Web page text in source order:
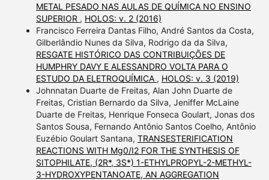
METAL PESADO NAS AULAS DE QUÍMICA NO ENSINO
SUPERIOR , HOLOS: v. 2 (2016)
Francisco Ferreira Dantas Filho, André Santos da Costa,
Gilberlândio Nunes da Silva, Rodrigo da da Silva,
RESGATE HISTÓRICO DAS CONTRIBUIÇÕES DE
HUMPHRY DAVY E ALESSANDRO VOLTA PARA O
ESTUDO DA ELETROQUÍMICA , HOLOS: v. 3 (2019)
Johnnatan Duarte de Freitas, Alan John Duarte de
Freitas, Cristian Bernardo da Silva, Jeniffer McLaine
Duarte de Freitas, Henrique Fonseca Goulart, Jonas dos
Santos Sousa, Fernando Antônio Santos Coelho, Antônio
Euzébio Goulart Santana, TRANSESTERIFICATION
REACTIONS WITH Mg0/I2 FOR THE SYNTHESIS OF
SITOPHILATE, (2R*, 3S*) 1-ETHYLPROPYL-2-METHYL-
3-HYDROXYPENTANOATE, AN AGGREGATION